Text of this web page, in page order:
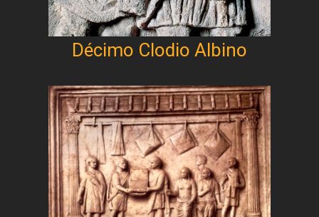
Décimo Clodio Albino